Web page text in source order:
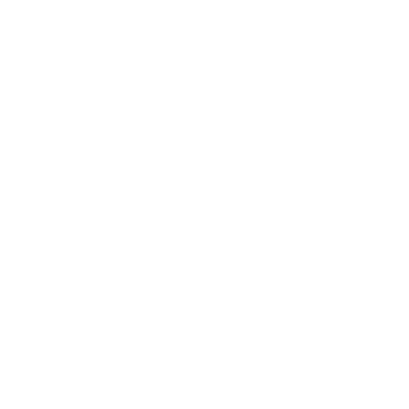
mit Drohnenerfassungen und
und eineAnwendung Maschinellen
der Nordsee und des Nordostatlantiks)
- beziehungsweise den VIR (sichtbar - Infrarot) -
Random Forest für VIR-Bilder erreicht mit einer
Müllvorkommens im Vergleich zum
Überschätzung des Plastikmülls. Um
Studien eine GSD im Subzentimeter-
da die Strände in der Arktis oft abgelegen sind
oder eine größere spektrale Abdeckung wäre
zu bestimmen, die für eine erfolgreiche
Satellitenbildern zu bestimmen, um
suggesting potential hot spots of beach litter
sensing techniques regarding spatial and
of spatial resolution for all remote sensing
on beach sections on Greenland and
the manual screening of the drone imagery,
ground sample distance (GSD) (1.4 cm and 3.4
litter was applied testing machine learning
applying Random Forest on VIR imagery with an
occurred mainly with rocks and wood. As the
maps and plastic was strongly
GSD is recommended for future studies in
and the time at the beaches is often limited.
be identified on theWV3 imagery. A higher
In future studies, sub-pixel detection
coverage of plastics that is required for a